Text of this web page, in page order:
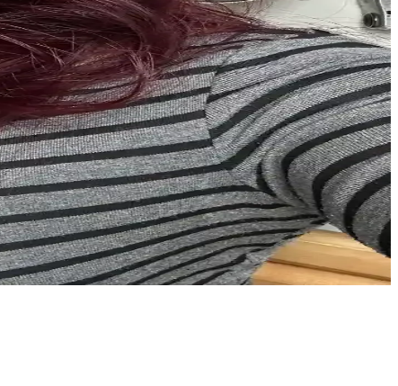
ve etkili bakım çözümleri ele alınmaktadır.
solması ve dolanma sorunlarına rağmen, çok yönlü kullanım
ideal saç aksesuarları sunar.
gözlere özel teknikler özgüveni artırır.